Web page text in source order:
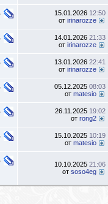
15.01.2026 12:50
от irinarozze
14.01.2026 21:33
от irinarozze
13.01.2026 22:41
от irinarozze
05.12.2025 08:03
от matesio
26.11.2025 19:02
от rong2
15.10.2025 10:19
от matesio
10.10.2025 21:06
от soso4eg